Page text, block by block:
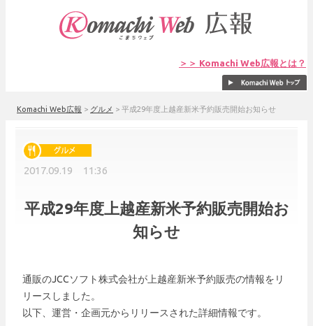
＞＞ Komachi Web広報とは？
Komachi Web広報 > グルメ > 平成29年度上越産新米予約販売開始お知らせ
2017.09.19 11:36
平成29年度上越産新米予約販売開始お
知らせ
通販のJCCソフト株式会社が上越産新米予約販売の情報をリ
リースしました。
以下、運営・企画元からリリースされた詳細情報です。